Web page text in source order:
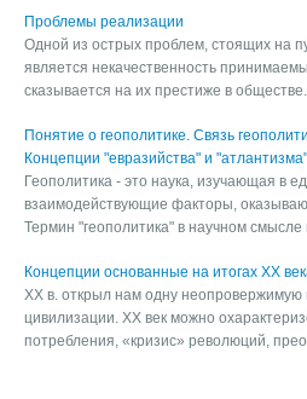
Проблемы реализации
Одной из острых проблем, стоящих на
является некачественность
сказывается на их престиже в
Понятие о геополитике. Связь
Концепции "евразийства" и "атлантизма"
Геополитика - это наука, изучающая в
взаимодействующие факторы,
Термин "геополитика" в научном смысле
Концепции основанные на итогах XX
XX в. открыл нам одну неопровержимую
цивилизации. XX век можно
потребления, «кризис» революций,